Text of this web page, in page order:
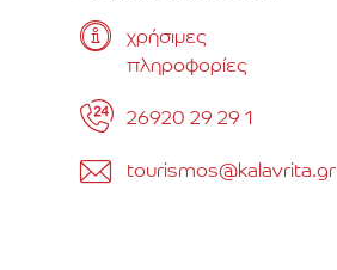
χρήσιμες
πληροφορίες
26920 29 29 1
tourismos@kalavrita.gr